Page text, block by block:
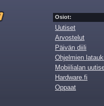
Osiot:
Uutiset
Arvostelut
Päivän diili
Ohjelmien
Mobiilialan
Hardware.fi
Oppaat